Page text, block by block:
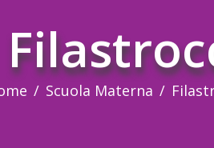
Scuola Materna